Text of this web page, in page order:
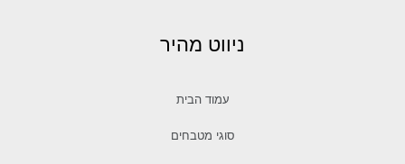
ניווט מהיר
עמוד הבית
סוגי מטבחים